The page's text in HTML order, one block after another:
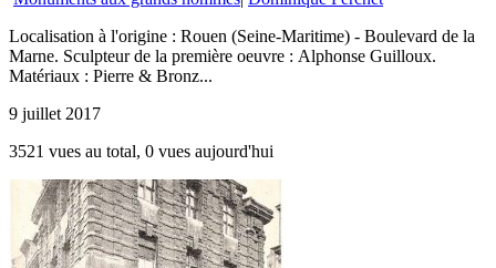
Localisation à l'origine : Rouen (Seine-Maritime) - Boulevard de la
Marne. Sculpteur de la première oeuvre : Alphonse Guilloux.
Matériaux : Pierre & Bronz...
9 juillet 2017
3521 vues au total, 0 vues aujourd'hui